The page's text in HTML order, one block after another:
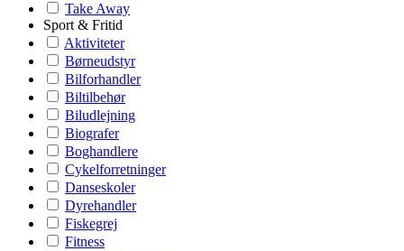
Take Away
Sport & Fritid
Aktiviteter
Børneudstyr
Bilforhandler
Biltilbehør
Biludlejning
Biografer
Boghandlere
Cykelforretninger
Danseskoler
Dyrehandler
Fiskegrej
Fitness